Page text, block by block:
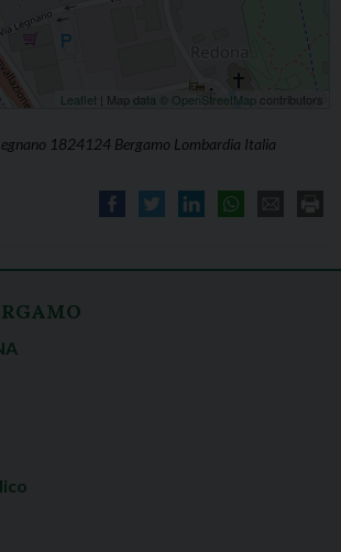
Leaflet | Map data © OpenStreetMap contributors
1824124 Bergamo Lombardia Italia